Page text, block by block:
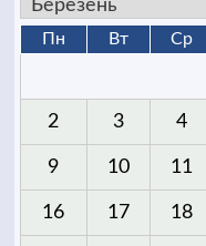
Пн Вт Ср
2 3 4
9 10 11
16 17 18